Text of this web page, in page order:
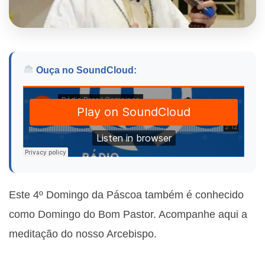
Ouça no SoundCloud:
Este 4º Domingo da Páscoa também é conhecido
como Domingo do Bom Pastor. Acompanhe aqui a
meditação do nosso Arcebispo.